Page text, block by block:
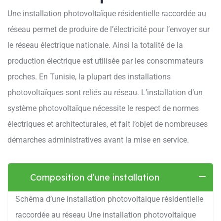
Une installation photovoltaïque résidentielle raccordée au
réseau permet de produire de l’électricité pour l’envoyer sur
le réseau électrique nationale. Ainsi la totalité de la
production électrique est utilisée par les consommateurs
proches. En Tunisie, la plupart des installations
photovoltaïques sont reliés au réseau. L’installation d’un
système photovoltaïque nécessite le respect de normes
électriques et architecturales, et fait l’objet de nombreuses
démarches administratives avant la mise en service.
Composition d’une installation
Schéma d’une installation photovoltaïque résidentielle
raccordée au réseau Une installation photovoltaïque